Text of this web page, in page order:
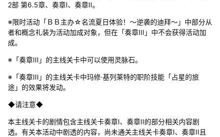
2部 第6.5章、奏章I、奏章II。
※限时活动「ＢＢ主办☆名流夏日体验！～逆袭的迪拜～」中部分从
者和概念礼装为活动加成对象，但在「奏章III」中不会获得活动加
成。
※「奏章III」的主线关卡中可以使用灵脉石。
※「奏章III」的主线关卡中玛修·基列莱特的职阶技能「占星的旅
途」的效果将发动。
◆请注意◆
本主线关卡的剧情包含主线关卡奏章I、奏章II的部分相关内容剧
透。有关本活动中剧透的内容，尚未通关主线关卡奏章I、奏章II且